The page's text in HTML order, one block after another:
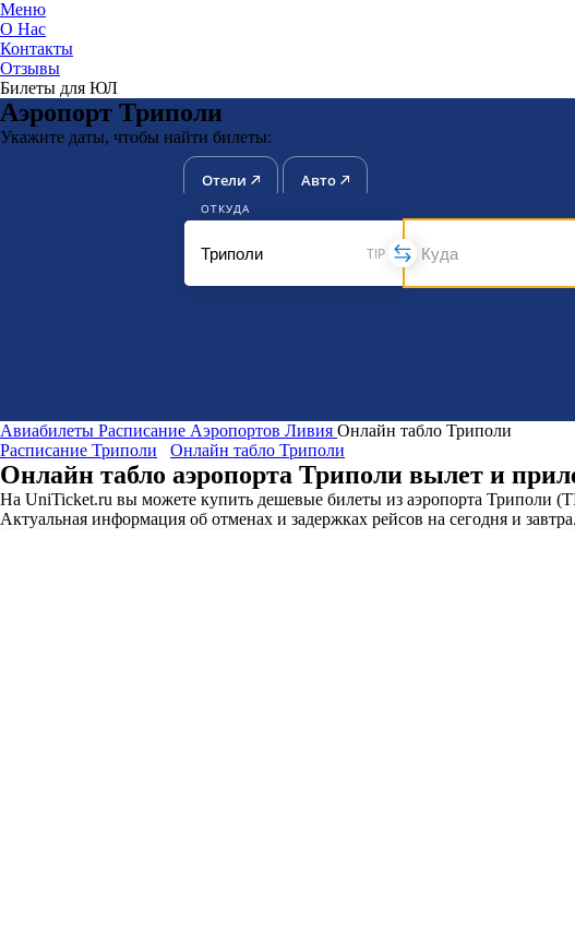
Меню
О Нас
Контакты
Отзывы
Билеты для ЮЛ
Аэропорт Триполи
Укажите даты, чтобы найти билеты:
Отели Авто
ОТКУДА
TIP
Авиабилеты Расписание Аэропортов Ливия Онлайн табло Триполи
Расписание Триполи
Онлайн табло Триполи
Онлайн табло аэропорта Триполи вылет и
На UniTicket.ru вы можете купить дешевые билеты из аэропорта Триполи
Актуальная информация об отменах и задержках рейсов на сегодня и завтра.